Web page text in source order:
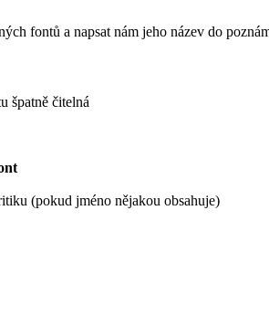
fontů a napsat nám jeho název do
špatně čitelná
(pokud jméno nějakou obsahuje)